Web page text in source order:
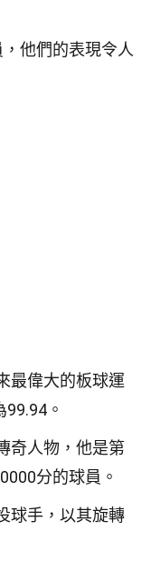
他們的表現令人
最偉大的板球運
。
奇人物，他是第
分的球員。
球手，以其旋轉